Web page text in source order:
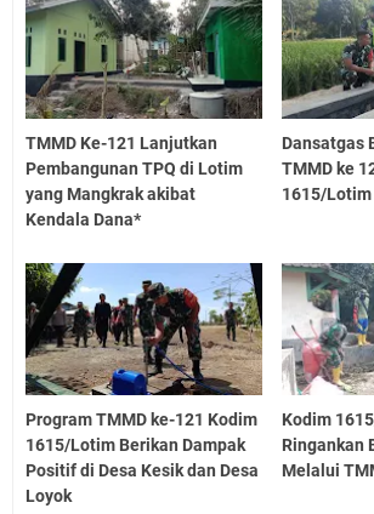
TMMD Ke-121 Lanjutkan
Pembangunan TPQ di Lotim
yang Mangkrak akibat
Kendala Dana*
Dansatgas
TMMD ke
1615/Lotim
Program TMMD ke-121 Kodim
1615/Lotim Berikan Dampak
Positif di Desa Kesik dan Desa
Loyok
Kodim
Ringankan
Melalui